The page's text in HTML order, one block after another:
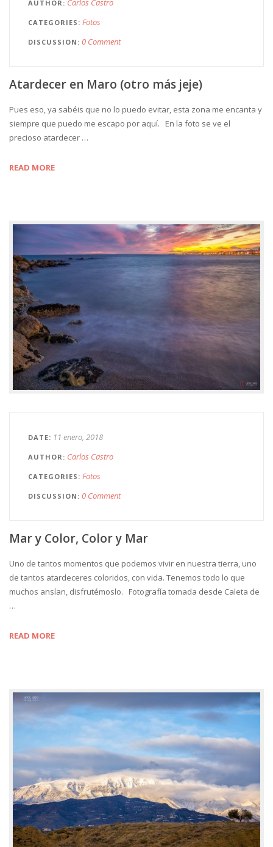
AUTHOR Carlos Castro
CATEGORIES Fotos
DISCUSSION 0 Comment
Atardecer en Maro (otro más jeje)
Pues eso, ya sabéis que no lo puedo evitar, esta zona me encanta y
siempre que puedo me escapo por aquí. En la foto se ve el
precioso atardecer …
READ MORE
DATE 11 enero, 2018
AUTHOR Carlos Castro
CATEGORIES Fotos
DISCUSSION 0 Comment
Mar y Color, Color y Mar
Uno de tantos momentos que podemos vivir en nuestra tierra, uno
de tantos atardeceres coloridos, con vida. Tenemos todo lo que
muchos ansían, disfrutémoslo. Fotografía tomada desde Caleta de
…
READ MORE